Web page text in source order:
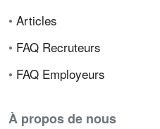
• Articles
• FAQ Recruteurs
• FAQ Employeurs
À propos de nous